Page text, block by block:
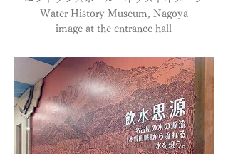
Water History Museum, Nagoya
image at the entrance hall